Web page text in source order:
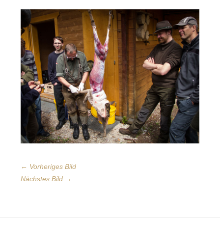
← Vorheriges Bild
Nächstes Bild →